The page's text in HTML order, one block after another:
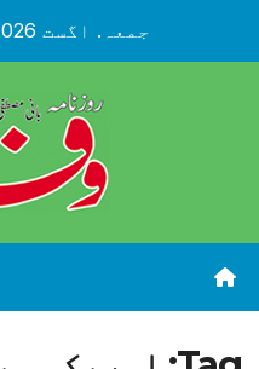
جمعہ. اگست 7th, 2026